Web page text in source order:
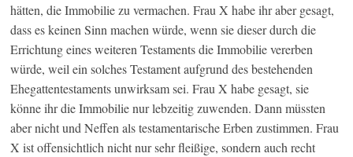
hätten, die Immobilie zu vermachen. Frau X habe ihr aber gesagt,
dass es keinen Sinn machen würde, wenn sie dieser durch die
Errichtung eines weiteren Testaments die Immobilie vererben
würde, weil ein solches Testament aufgrund des bestehenden
Ehegattentestaments unwirksam sei. Frau X habe gesagt, sie
könne ihr die Immobilie nur lebzeitig zuwenden. Dann müssten
aber nicht und Neffen als testamentarische Erben zustimmen. Frau
X ist offensichtlich nicht nur sehr fleißige, sondern auch recht